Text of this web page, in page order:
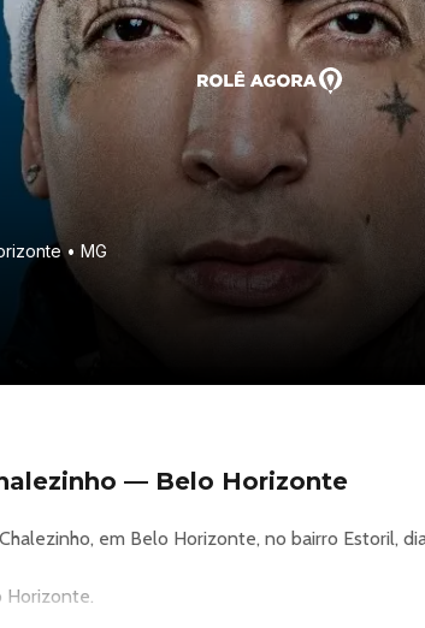
• MG
— Belo Horizonte
em Belo Horizonte, no bairro Estoril,
Horizonte.